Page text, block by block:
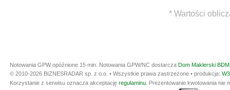
* Wartości
Notowania GPW opóźnione 15 min. Notowania GPW/NC dostarcza Dom Maklerski
© 2010-2026 BIZNESRADAR sp. z o.o. • Wszystkie prawa zastrzeżone • produkcja:
Korzystanie z serwisu oznacza akceptację regulaminu . Prezentowanie kwotowania